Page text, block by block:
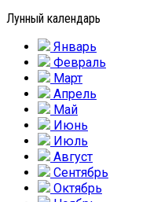
Лунный календарь
Январь
Февраль
Март
Апрель
Май
Июнь
Июль
Август
Сентябрь
Октябрь